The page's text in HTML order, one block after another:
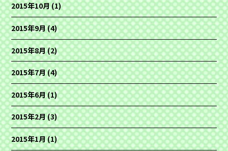
2015年10月(1)
2015年9月(4)
2015年8月(2)
2015年7月(4)
2015年6月(1)
2015年2月(3)
2015年1月(1)